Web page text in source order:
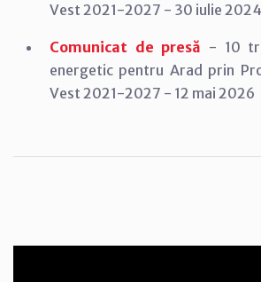
Vest 2021-2027 - 30 iulie 2024
Comunicat de presă - 10
energetic pentru Arad prin
Vest 2021-2027 - 12 mai 2026